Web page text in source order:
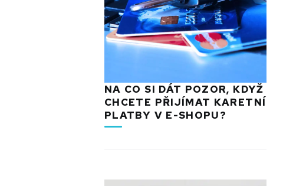
NA CO SI DÁT POZOR, KDYŽ
CHCETE PŘIJÍMAT KARETNÍ
PLATBY V E-SHOPU?